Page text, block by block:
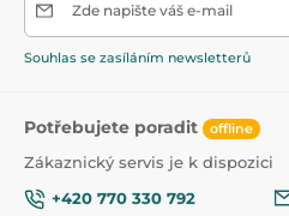
Zde napište váš e-mail
Souhlas se zasíláním newsletterů
Potřebujete poradit offline
Zákaznický servis je k dispozici
+420 770 330 792